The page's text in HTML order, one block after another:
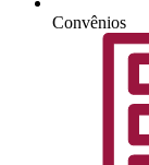
Convênios